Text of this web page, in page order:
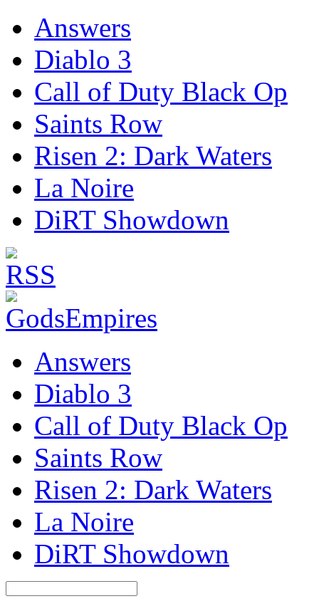
Answers
Diablo 3
Call of Duty Black Op
Saints Row
Risen 2: Dark Waters
La Noire
DiRT Showdown
Answers
Diablo 3
Call of Duty Black Op
Saints Row
Risen 2: Dark Waters
La Noire
DiRT Showdown